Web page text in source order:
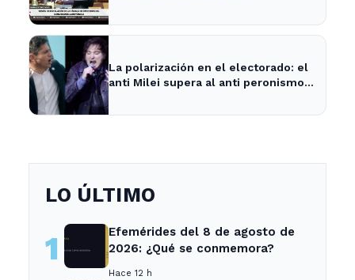
La polarización en el electorado: el
anti Milei supera al anti peronismo
LO ÚLTIMO
1
Efemérides del 8 de agosto de
2026: ¿Qué se conmemora?
Hace 12 h